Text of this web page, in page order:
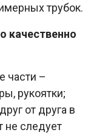
трубок.
качественно
части –
рукоятки;
от друга в
не следует